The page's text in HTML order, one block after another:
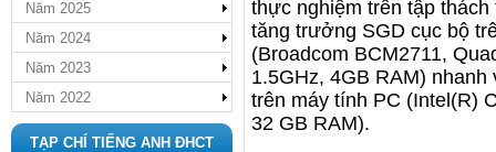
Năm 2025
Năm 2024
Năm 2023
Năm 2022
TẠP CHÍ TIẾNG ANH ĐHCT
thực nghiệm trên tập
tăng trưởng SGD cục bộ
(Broadcom BCM2711,
1.5GHz, 4GB RAM) nhanh
trên máy tính PC (Intel(R)
32 GB RAM).